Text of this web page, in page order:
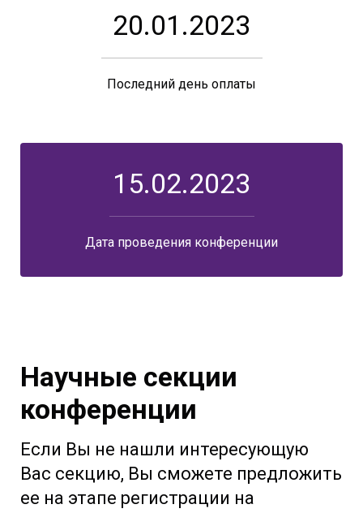
20.01.2023
Последний день оплаты
15.02.2023
Дата проведения конференции
Научные секции
конференции
Если Вы не нашли интересующую
Вас секцию, Вы сможете предложить
ее на этапе регистрации на